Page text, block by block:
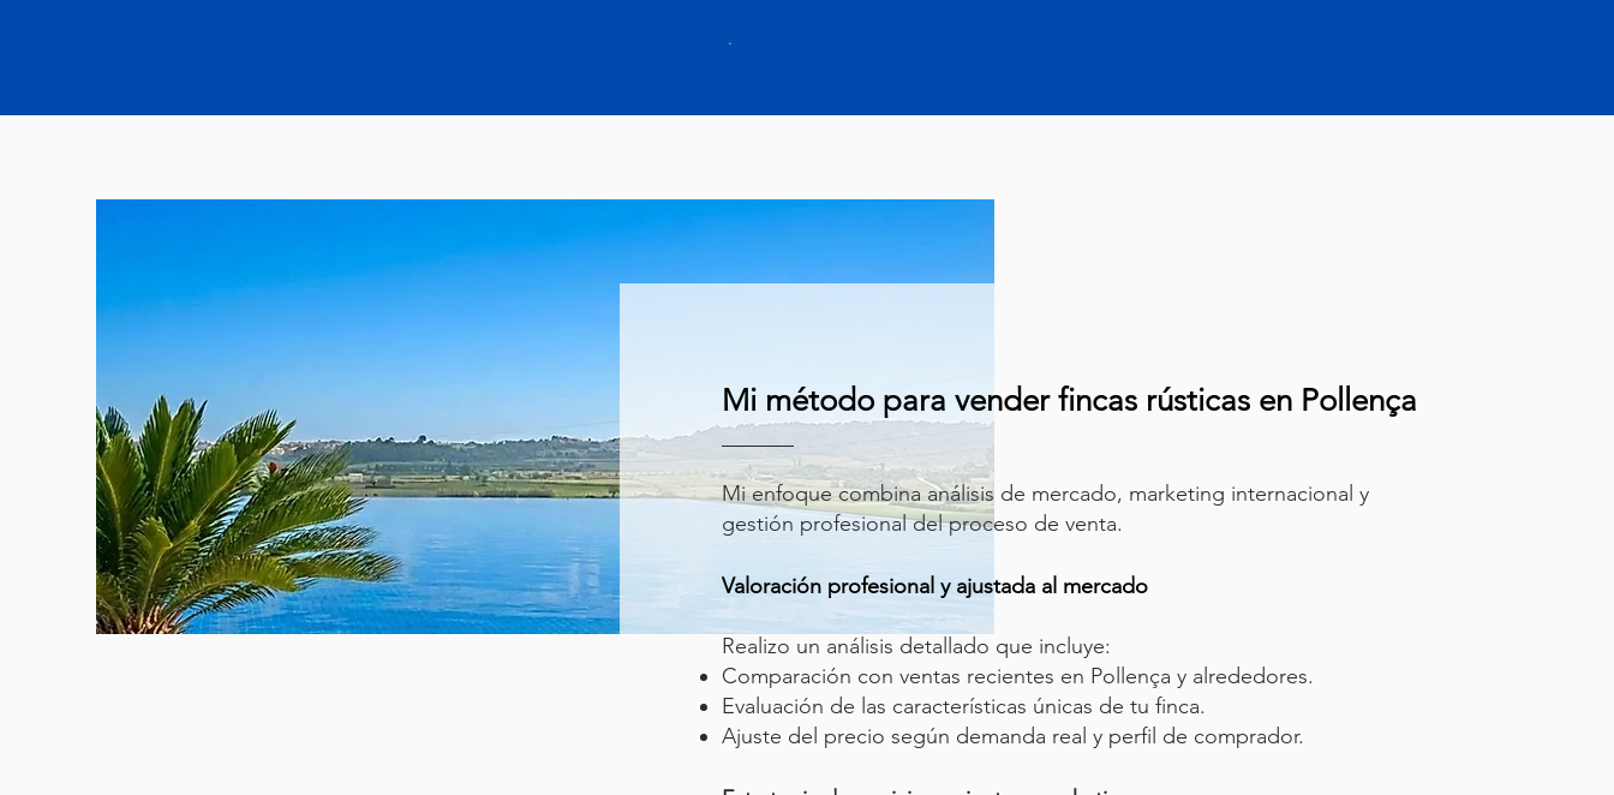
.
Mi método para vender fincas rústicas en Pollença
Mi enfoque combina análisis de mercado, marketing internacional y
gestión profesional del proceso de venta.
Valoración profesional y ajustada al mercado
Realizo un análisis detallado que incluye:
Comparación con ventas recientes en Pollença y alrededores.
Evaluación de las características únicas de tu finca.
Ajuste del precio según demanda real y perfil de comprador.